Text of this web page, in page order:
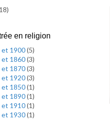
18)
en religion
et 1900(5)
et 1860(3)
et 1870(3)
et 1920(3)
et 1850(1)
et 1890(1)
et 1910(1)
et 1930(1)